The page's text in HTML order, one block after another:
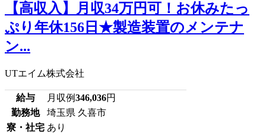
【高収入】月収34万円可！お休みたっ
ぷり年休156日★製造装置のメンテナ
ン...
UTエイム株式会社
給与 月収例346,036円
勤務地
埼玉県 久喜市
寮・社宅 あり